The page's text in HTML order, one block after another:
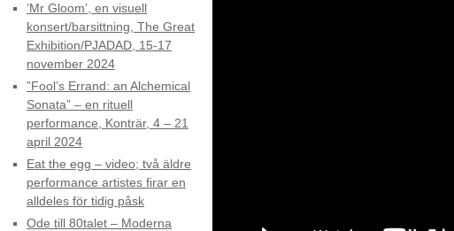
’Mr Gloom’, en visuell
konsert/barsittning, The Great
Exhibition/PJADAD, 15-17
november 2024
”Fool’s Errand: an Alchemical
Sonata” – en rituell
performance, Konträr, 4 – 21
april 2024
Eat the egg – video; två äldre
performance artistes firar en
alldeles för tidig påsk
Ode till 80talet – Moderna